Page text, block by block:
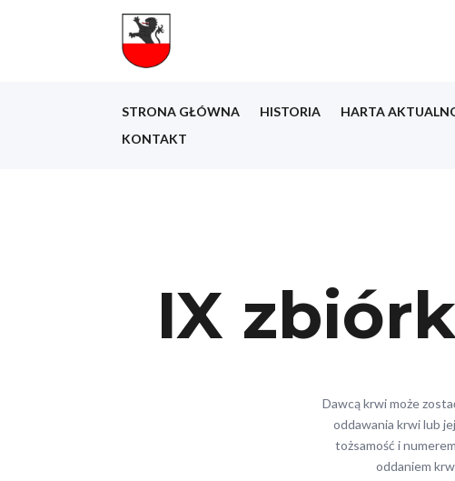
STRONA GŁÓWNA HISTORIA HARTA
KONTAKT
IX
Dawcą krwi może
oddawania krwi lub
tożsamość i
oddaniem